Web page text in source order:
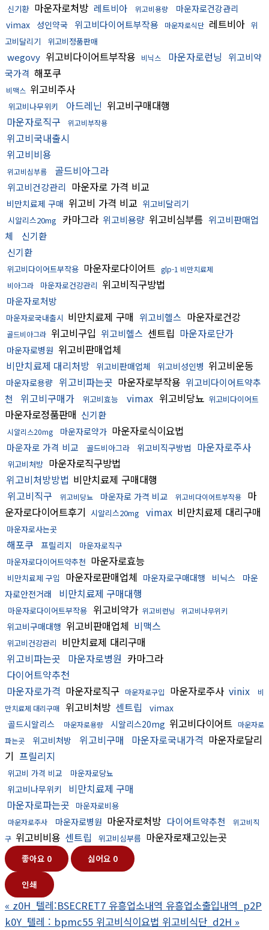
신기환 마운자로처방 레트비아 위고비용량
마운자로건강관리
vimax 성인약국 위고비다이어트부작용 마운자로식단 레트비아 위
고비달리기
위고비정품판매
wegovy 위고비다이어트부작용 비닉스 마운자로런닝
위고비약
국가격 해포쿠
비맥스 위고비주사
위고비나무위키 아드레닌 위고비구매대행
마운자로직구
위고비부작용
위고비국내출시
위고비비용
위고비심부름 골드비아그라
위고비건강관리 마운자로 가격 비교
비만치료제 구매 위고비 가격 비교 위고비달리기
시알리스20mg 카마그라 위고비용량 위고비심부름 위고비판매업
체
신기환
신기환
위고비다이어트부작용 마운자로다이어트 glp-1 비만치료제
비아그라
마운자로건강관리 위고비직구방법
마운자로처방
마운자로국내출시 비만치료제 구매 위고비헬스 마운자로건강
골드비아그라 위고비구입 위고비헬스 센트립 마운자로단가
마운자로병원 위고비판매업체
비만치료제 대리처방 위고비판매업체 위고비성인병 위고비운동
마운자로용량 위고비파는곳 마운자로부작용 위고비다이어트약추
천
위고비구매가 위고비효능 vimax 위고비당뇨 위고비다이어트
마운자로정품판매 신기환
시알리스20mg 마운자로약가 마운자로식이요법
마운자로 가격 비교 골드비아그라 위고비직구방법 마운자로주사
위고비처방 마운자로직구방법
위고비처방방법 비만치료제 구매대행
위고비직구
위고비당뇨 마운자로 가격 비교 위고비다이어트부작용
마
운자로다이어트후기 시알리스20mg vimax 비만치료제 대리구매
마운자로사는곳
해포쿠 프릴리지
마운자로직구
마운자로다이어트약추천 마운자로효능
비만치료제 구입 마운자로판매업체 마운자로구매대행 비닉스
마운
자로안전거래
비만치료제 구매대행
마운자로다이어트부작용 위고비약가 위고비런닝 위고비나무위키
위고비구매대행 위고비판매업체 비맥스
위고비건강관리 비만치료제 대리구매
위고비파는곳 마운자로병원 카마그라
다이어트약추천
마운자로가격 마운자로직구 마운자로구입 마운자로주사 vinix
비
만치료제 대리구매
위고비처방 센트립
vimax
골드시알리스
마운자로용량 시알리스20mg 위고비다이어트 마운자로
파는곳
위고비처방 위고비구매 마운자로국내가격 마운자로달리
기 프릴리지
위고비 가격 비교 마운자로당뇨
위고비나무위키
비만치료제 구매
마운자로파는곳
마운자로비용
마운자로주사 마운자로병원 마운자로처방 다이어트약추천
위고비직
구 위고비비용 센트립 위고비심부름 마운자로재고있는곳
좋아요 0 싫어요 0
인쇄
« z0H_텔레:BSECRET7 유흥업소내역 유흥업소출입내역_p2P
k0Y_텔레 : bpmc55 위고비식이요법 위고비식단_d2H »